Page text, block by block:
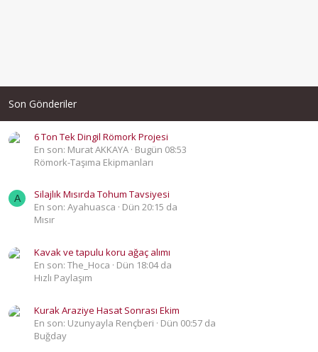
Son Gönderiler
6 Ton Tek Dingil Römork Projesi
En son: Murat AKKAYA Bugün 08:53
Römork-Taşıma Ekipmanları
A
Silajlık Mısırda Tohum Tavsiyesi
En son: Ayahuasca
Dün 20:15 da
Mısır
Kavak ve tapulu koru ağaç alımı
En son: The_Hoca
Dün 18:04 da
Hızlı Paylaşım
Kurak Araziye Hasat Sonrası Ekim
En son: Uzunyayla Rençberi
Dün 00:57 da
Buğday